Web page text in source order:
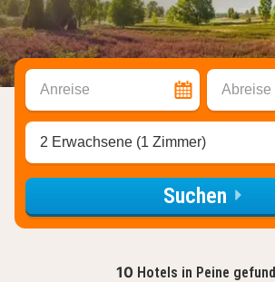
Anreise Abreise
2 Erwachsene (1 Zimmer)
Suchen
10 Hotels in Peine